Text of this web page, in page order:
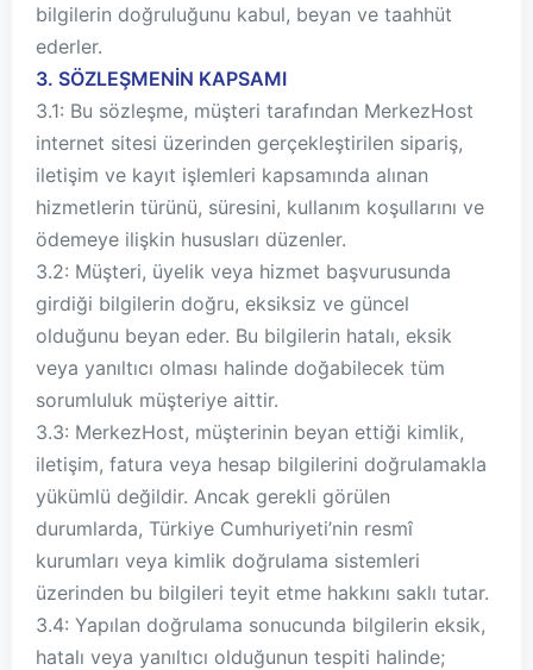
bilgilerin doğruluğunu kabul, beyan ve taahhüt
ederler.
3. SÖZLEŞMENİN KAPSAMI
3.1: Bu sözleşme, müşteri tarafından MerkezHost
internet sitesi üzerinden gerçekleştirilen sipariş,
iletişim ve kayıt işlemleri kapsamında alınan
hizmetlerin türünü, süresini, kullanım koşullarını ve
ödemeye ilişkin hususları düzenler.
3.2: Müşteri, üyelik veya hizmet başvurusunda
girdiği bilgilerin doğru, eksiksiz ve güncel
olduğunu beyan eder. Bu bilgilerin hatalı, eksik
veya yanıltıcı olması halinde doğabilecek tüm
sorumluluk müşteriye aittir.
3.3: MerkezHost, müşterinin beyan ettiği kimlik,
iletişim, fatura veya hesap bilgilerini doğrulamakla
yükümlü değildir. Ancak gerekli görülen
durumlarda, Türkiye Cumhuriyeti’nin resmî
kurumları veya kimlik doğrulama sistemleri
üzerinden bu bilgileri teyit etme hakkını saklı tutar.
3.4: Yapılan doğrulama sonucunda bilgilerin eksik,
hatalı veya yanıltıcı olduğunun tespiti halinde;